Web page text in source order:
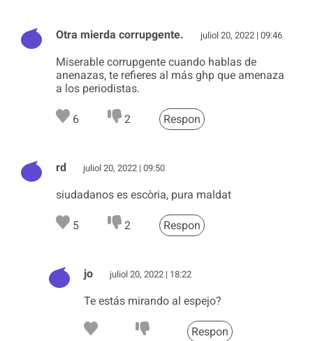
Otra mierda corrupgente. juliol 20, 2022 | 09:46
Miserable corrupgente cuando hablas de
anenazas, te refieres al más ghp que amenaza
a los periodistas.
6 2 Respon
rd juliol 20, 2022 | 09:50
siudadanos es escòria, pura maldat
5 2 Respon
jo juliol 20, 2022 | 18:22
Te estás mirando al espejo?
Respon